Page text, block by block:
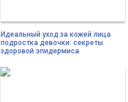
Идеальный уход за кожей лица
подростка девочки: секреты
здоровой эпидермиса